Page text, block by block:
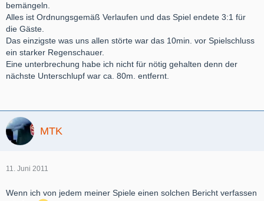
bemängeln.
Alles ist Ordnungsgemäß Verlaufen und das Spiel endete 3:1 für
die Gäste.
Das einzigste was uns allen störte war das 10min. vor Spielschluss
ein starker Regenschauer.
Eine unterbrechung habe ich nicht für nötig gehalten denn der
nächste Unterschlupf war ca. 80m. entfernt.
MTK
11. Juni 2011
Wenn ich von jedem meiner Spiele einen solchen Bericht verfassen